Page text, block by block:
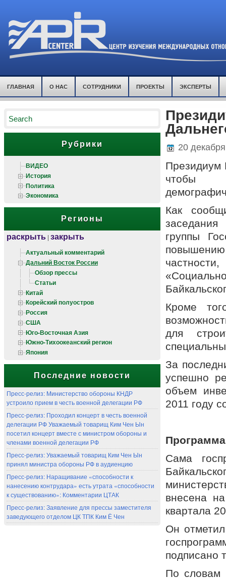
ГЛАВНАЯ О НАС СОТРУДНИКИ ПРОЕКТЫ ЭКСПЕРТЫ
Рубрики
ВИДЕО
История
Политика
Экономика
Регионы
раскрыть | закрыть
Актуальный комментарий
Дальний Восток России
Обзор прессы
Статьи
Китай
Корейский полуостров
Россия
США
Юго-Восточная Азия
Южно-Тихоокеанский регион
Япония
Последние новости
Пресс-релиз: Министерство обороны КНДР
устроило прием в честь военной делегации РФ
Пресс-релиз: Проходил концерт в честь военной
делегации РФ Уважаемый товарищ Ким Чен Ын
посетил концерт вместе с министром обороны и
членами военной делегации РФ
Пресс-релиз: Уважаемый товарищ Ким Чен Ын
принял министра обороны РФ в аудиенцию
Пресс-релиз: Наращивание «способности к
нанесению контрудара» есть утрата «способности
к существованию»: Комментарии ЦТАК
Пресс-релиз: Заявление для прессы заместителя
заведующего отделом ЦК ТПК Ким Ё Чен
20
Президиум
чтобы
Как
группы
Кроме
для
За
успешно
объем
2011 году
Сама
внесена
квартала
Он
подписано
По словам